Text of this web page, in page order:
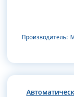
Производитель: